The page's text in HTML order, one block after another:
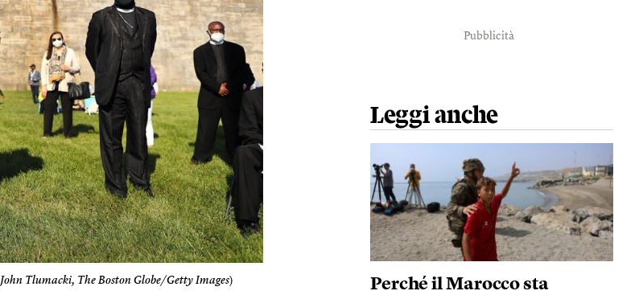
John Tlumacki, The Boston Globe/Getty Images)
Pubblicità
Leggi anche
Perché il Marocco sta